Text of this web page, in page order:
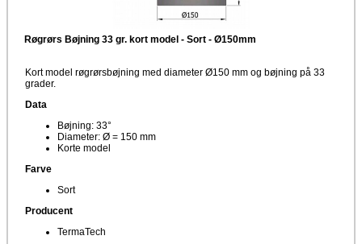
Røgrørs Bøjning 33 gr. kort model - Sort - Ø150mm
Kort model røgrørsbøjning med diameter Ø150 mm og bøjning på 33
grader.
Data
Bøjning: 33°
Diameter: Ø = 150 mm
Korte model
Farve
Sort
Producent
TermaTech